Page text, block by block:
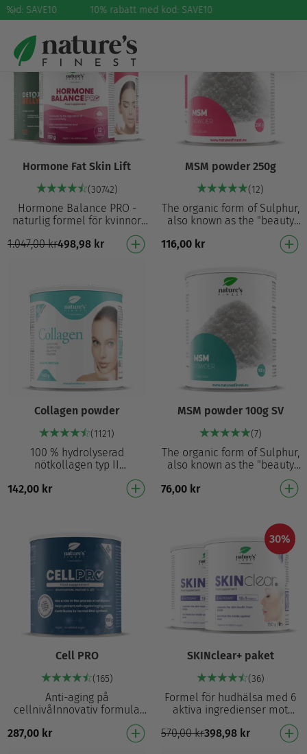
% SAVE10 10% rabatt med kod: SAVE10
52%
Hormone Fat Skin Lift
(30742)
Hormone Balance PRO -
naturlig formel för kvinnor
som med vitamin B6 bidrar
till reglering av
hormonaktivitet Förbättra…
1.047,00kr498,98 kr
MSM powder 250g
(12)
The organic form of Sulphur,
also known as the "beauty
important element in the
116,00 kr
Collagen powder
(1121)
100 % hydrolyserad
nötkollagen typ II
Hydrolyserad för bättre
absorption – nedbruten till
142,00 kr
MSM powder 100g SV
(7)
The organic form of Sulphur,
also known as the "beauty
important element in the
76,00 kr
Cell PRO
(165)
Anti-aging på
cellnivåInnovativ formula
celldelning, NAD⁺-produktion
287,00 kr
30%
SKINclear+ paket
(36)
Formel för hudhälsa med 6
aktiva ingredienser mot
akne¹ och för reglering av
hormonell aktivitet³
Actrisave™ stödjer hu…
570,00kr398,98 kr